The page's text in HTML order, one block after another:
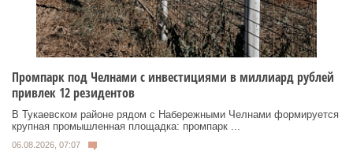
Промпарк под Челнами с инвестициями в миллиард рублей
привлек 12 резидентов
В Тукаевском районе рядом с Набережными Челнами формируется
крупная промышленная площадка: промпарк ...
06.08.2026, 07:07